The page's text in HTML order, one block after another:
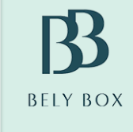
ALANIA PURETE + VIT C
37,350TND
Lire la suite